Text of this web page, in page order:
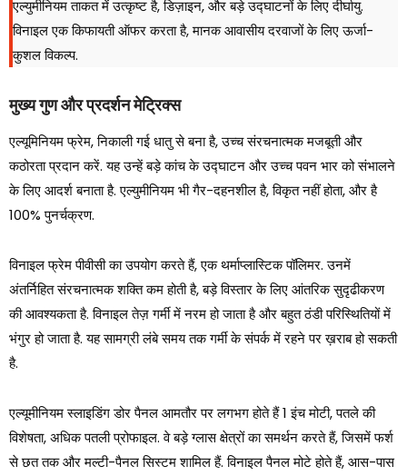
एल्युमीनियम ताकत में उत्कृष्ट है, डिज़ाइन, और बड़े उद्घाटनों के लिए दीर्घायु.
विनाइल एक किफायती ऑफर करता है, मानक आवासीय दरवाजों के लिए ऊर्जा-
कुशल विकल्प.
मुख्य गुण और प्रदर्शन मेट्रिक्स
एल्यूमिनियम फ्रेम, निकाली गई धातु से बना है, उच्च संरचनात्मक मजबूती और
कठोरता प्रदान करें. यह उन्हें बड़े कांच के उद्घाटन और उच्च पवन भार को संभालने
के लिए आदर्श बनाता है. एल्युमीनियम भी गैर-दहनशील है, विकृत नहीं होता, और है
100% पुनर्चक्रण.
विनाइल फ्रेम पीवीसी का उपयोग करते हैं, एक थर्माप्लास्टिक पॉलिमर. उनमें
अंतर्निहित संरचनात्मक शक्ति कम होती है, बड़े विस्तार के लिए आंतरिक सुदृढीकरण
की आवश्यकता है. विनाइल तेज़ गर्मी में नरम हो जाता है और बहुत ठंडी परिस्थितियों में
भंगुर हो जाता है. यह सामग्री लंबे समय तक गर्मी के संपर्क में रहने पर ख़राब हो सकती
है.
एल्यूमीनियम स्लाइडिंग डोर पैनल आमतौर पर लगभग होते हैं 1 इंच मोटी, पतले की
विशेषता, अधिक पतली प्रोफाइल. वे बड़े ग्लास क्षेत्रों का समर्थन करते हैं, जिसमें फर्श
से छत तक और मल्टी-पैनल सिस्टम शामिल हैं. विनाइल पैनल मोटे होते हैं, आस-पास